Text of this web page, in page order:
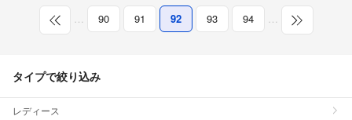
… 90 91 92 93 94 …
タイプで絞り込み
レディース